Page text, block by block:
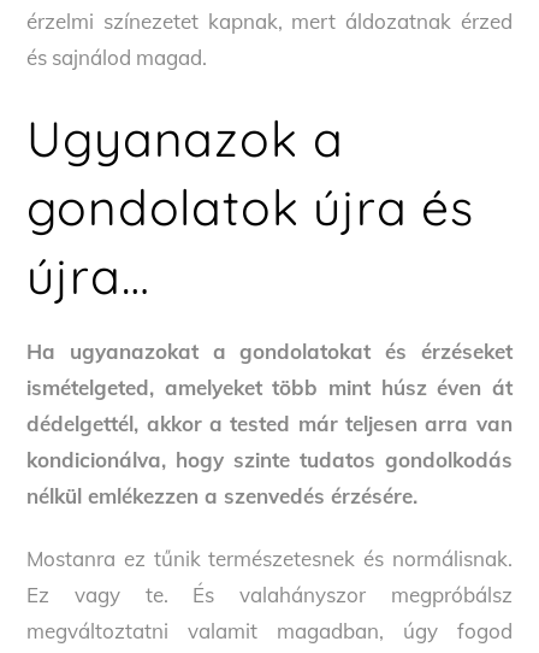
érzelmi színezetet kapnak, mert áldozatnak érzed
és sajnálod magad.
Ugyanazok a
gondolatok újra és
újra…
Ha ugyanazokat a gondolatokat és érzéseket
ismételgeted, amelyeket több mint húsz éven át
dédelgettél, akkor a tested már teljesen arra van
kondicionálva, hogy szinte tudatos gondolkodás
nélkül emlékezzen a szenvedés érzésére.
Mostanra ez tűnik természetesnek és normálisnak.
Ez vagy te. És valahányszor megpróbálsz
megváltoztatni valamit magadban, úgy fogod